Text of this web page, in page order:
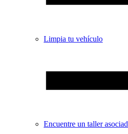
Limpia tu vehículo
Encuentre un taller